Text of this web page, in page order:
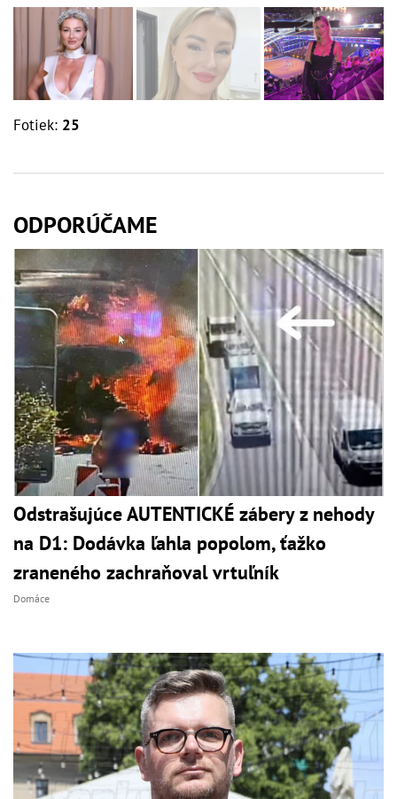
Fotiek: 25
ODPORÚČAME
Odstrašujúce AUTENTICKÉ zábery z nehody
na D1: Dodávka ľahla popolom, ťažko
zraneného zachraňoval vrtuľník
Domáce